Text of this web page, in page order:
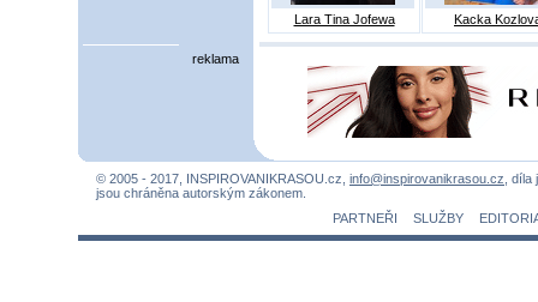
Lara Tina Jofewa Kacka
reklama
© 2005 - 2017, INSPIROVANIKRASOU.cz, info@inspirovanikrasou.cz ,
jsou chráněna autorským zákonem.
PARTNEŘI
SLUŽBY